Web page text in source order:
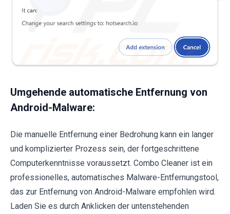
Umgehende automatische Entfernung von
Android-Malware:
Die manuelle Entfernung einer Bedrohung kann ein langer
und komplizierter Prozess sein, der fortgeschrittene
Computerkenntnisse voraussetzt. Combo Cleaner ist ein
professionelles, automatisches Malware-Entfernungstool,
das zur Entfernung von Android-Malware empfohlen wird.
Laden Sie es durch Anklicken der untenstehenden